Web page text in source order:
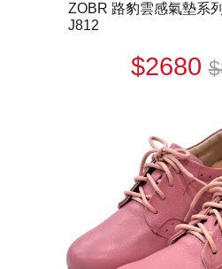
ZOBR 路豹雲感氣墊系
J812
$2680